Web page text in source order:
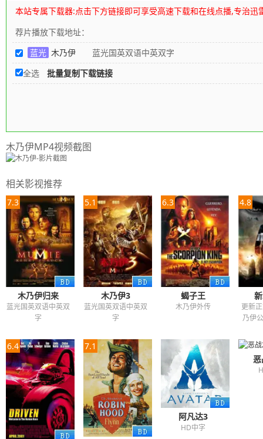
金，但却生还者寥寥。哈姆纳塔因此成
张哈姆纳塔的地图，大为兴奋的她决定
到曾经的幸存者欧康诺（Brendan
是最恐怖的事情发生了：三千年前赛提
本站专属下载器:点击下方链接即可享受高速下载和在线点播,专治迅
荐片播放下载地址：
蓝光 木乃伊 蓝光国英双语中英双字
全选
批量复制下载链接
木乃伊MP4视频截图
相关影视推荐
7.3
木乃伊归来
蓝光国英双语中英双
字
5.1
木乃伊3
蓝光国英双语中英双
字
6.3
蝎子王
木乃伊外传
4.8
更新
乃伊
6.4 7.1
阿凡达3
HD中字